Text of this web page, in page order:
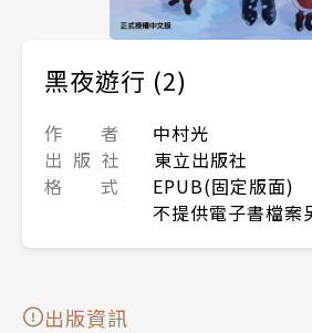
黑夜遊行 (2)
作 者
中村光
出 版 社
東立出版社
格 式
EPUB(固定版面)
不提供電子書檔案
出版資訊